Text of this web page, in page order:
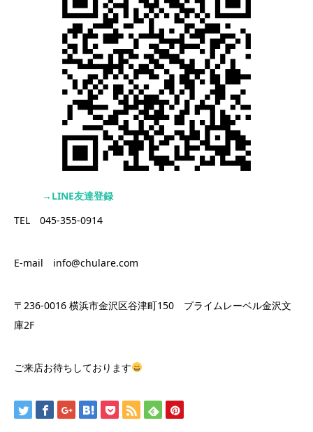
→LINE友達登録
TEL 045-355-0914
E-mail info@chulare.com
〒236-0016 横浜市金沢区谷津町150 プライムレーベル金沢文
庫2F
ご来店お待ちしております